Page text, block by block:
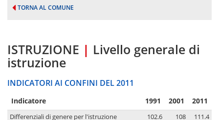
TORNA AL COMUNE
ISTRUZIONE | Livello generale di
istruzione
INDICATORI AI CONFINI DEL 2011
Indicatore 1991 2001 2011
Differenziali di genere per l'istruzione
102.6 108 111.4